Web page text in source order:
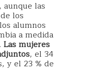
las
los
alumnos
a medida
Las mujeres
, el 34
y el 23 % de